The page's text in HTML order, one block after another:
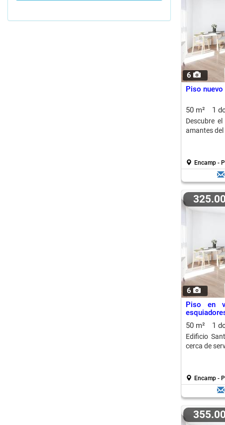
6
Piso nuevo
50 m² 1
Descubre
amantes
Encamp -
6
Piso en
50 m²
1
Edificio
cerca de
Encamp -